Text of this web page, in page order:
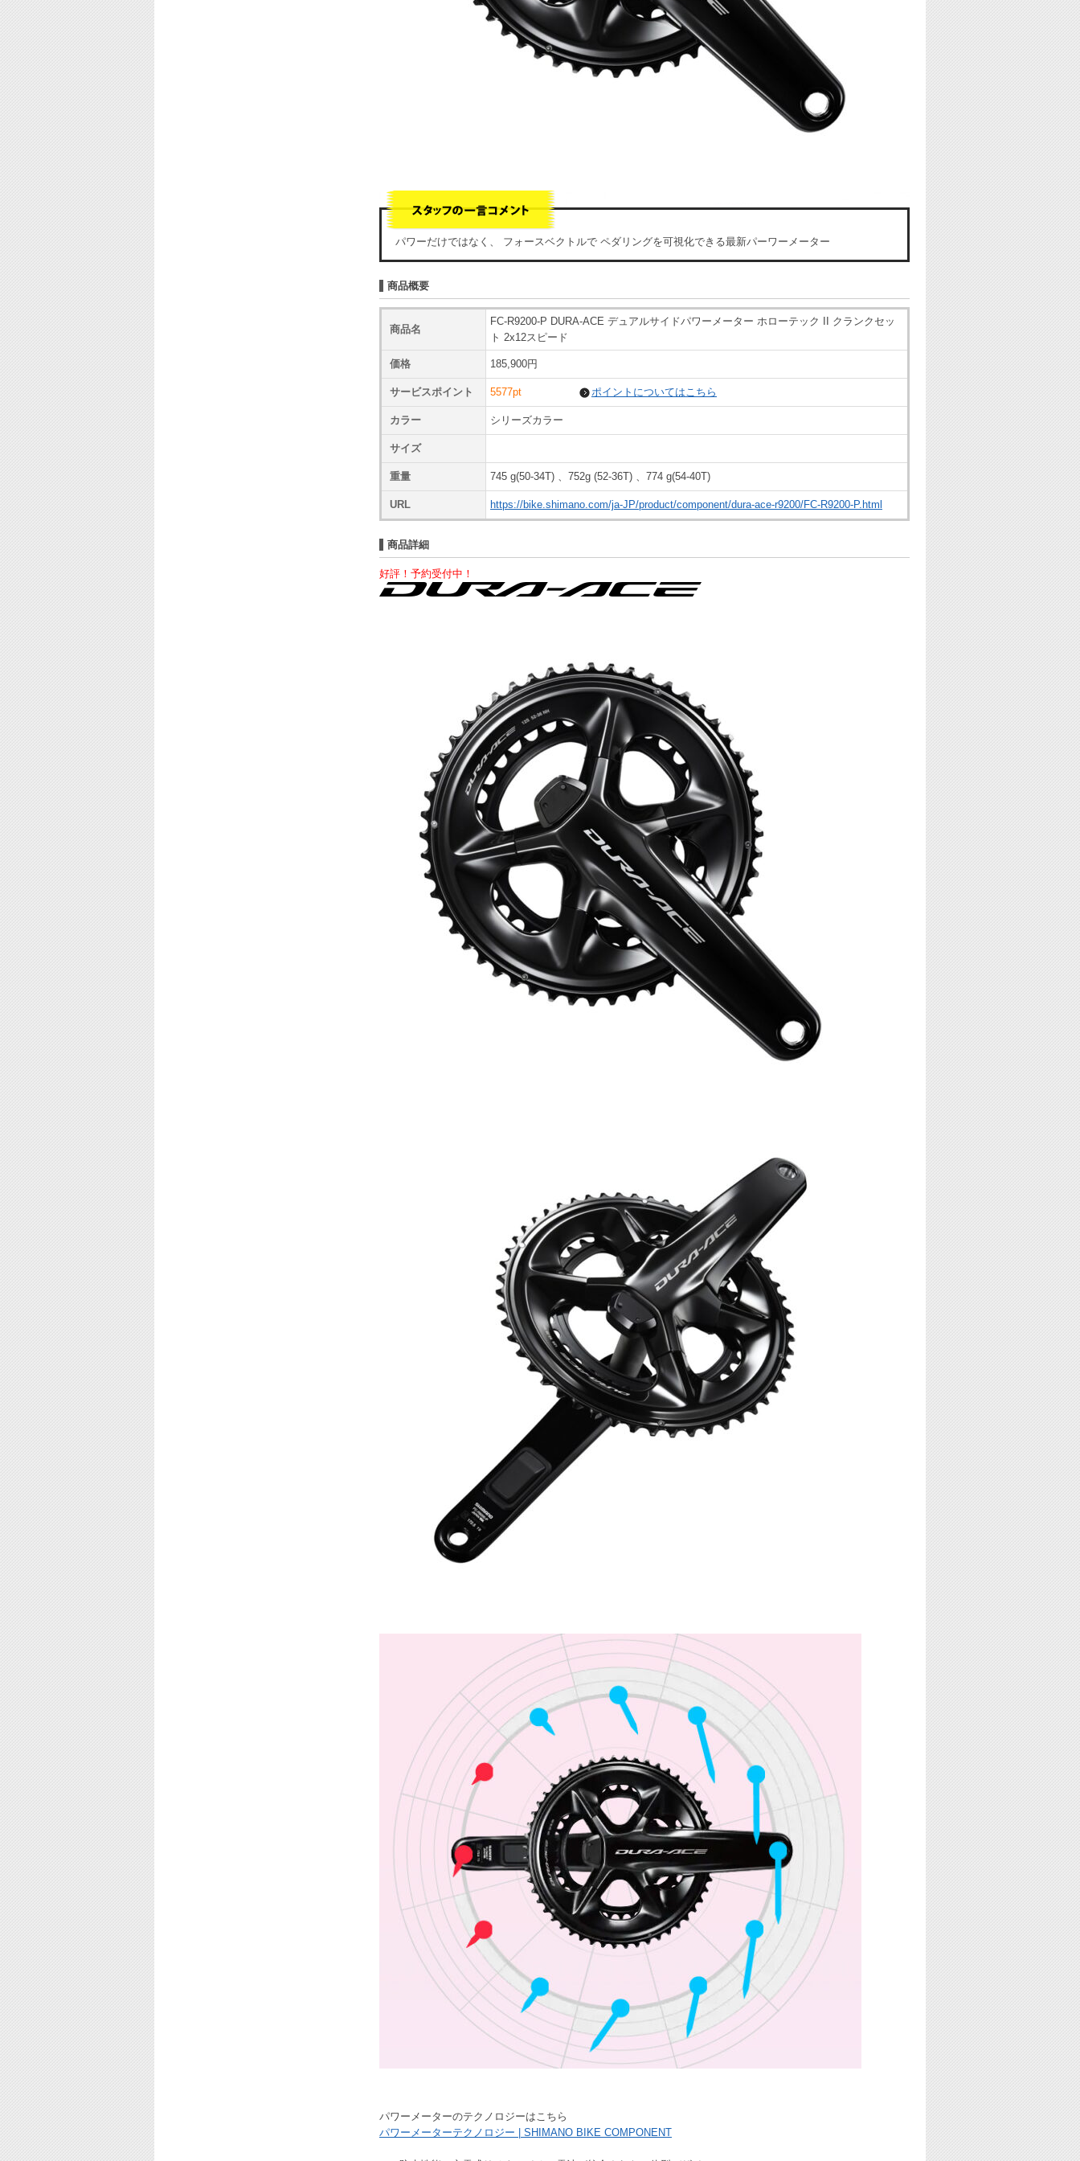
パワーだけではなく、 フォースベクトルで ペダリングを可視化できる最新パーワーメーター
商品概要
商品名
FC-R9200-P DURA-ACE デュアルサイドパワーメーター ホローテック II クランクセッ
ト 2x12スピード
価格 185,900円
サービスポイント 5577pt ポイントについてはこちら
カラー シリーズカラー
サイズ
重量 745 g(50-34T) 、752g (52-36T) 、774 g(54-40T)
URL https://bike.shimano.com/ja-JP/product/component/dura-ace-r9200/FC-R9200-P.html
商品詳細
好評！予約受付中！
パワーメーターのテクノロジーはこちら
パワーメーターテクノロジー | SHIMANO BIKE COMPONENT